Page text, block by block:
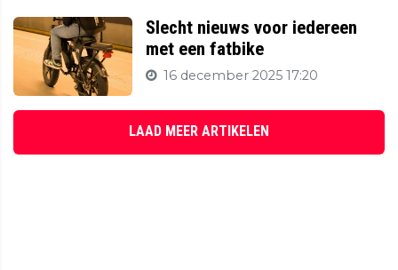
Slecht nieuws voor iedereen
met een fatbike
16 december 2025 17:20
LAAD MEER ARTIKELEN